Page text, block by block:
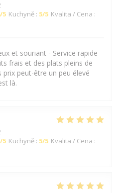
/5 Kuchyně : 5/5 Kvalita / Cena :
et souriant - Service rapide
frais et des plats pleins de
prix peut-être un peu élevé
là.
/5 Kuchyně : 5/5 Kvalita / Cena :